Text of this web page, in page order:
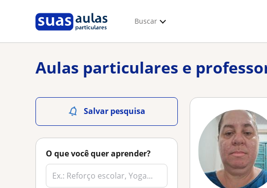
Buscar
Aulas particulares e
Salvar pesquisa
O que você quer aprender?